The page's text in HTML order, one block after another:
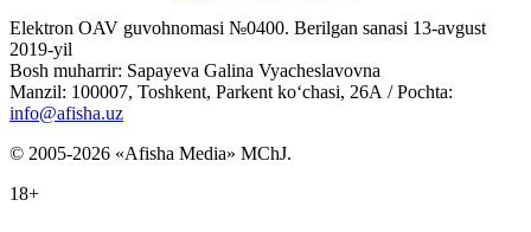
Elektron OAV guvohnomasi №0400. Berilgan sanasi 13-avgust
2019-yil
Bosh muharrir: Sapayeva Galina Vyacheslavovna
Manzil: 100007, Toshkent, Parkent ko‘chasi, 26А / Pochta:
info@afisha.uz
© 2005-2026 «Afisha Media» MChJ.
18+